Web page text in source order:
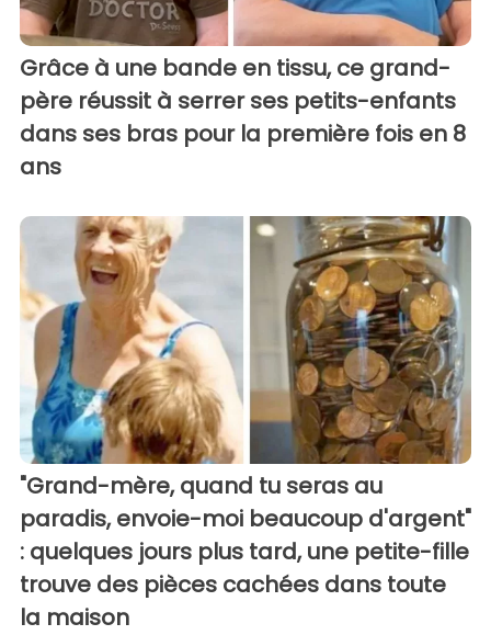
Grâce à une bande en tissu, ce grand-
père réussit à serrer ses petits-enfants
dans ses bras pour la première fois en 8
ans
"Grand-mère, quand tu seras au
paradis, envoie-moi beaucoup d'argent"
: quelques jours plus tard, une petite-fille
trouve des pièces cachées dans toute
la maison